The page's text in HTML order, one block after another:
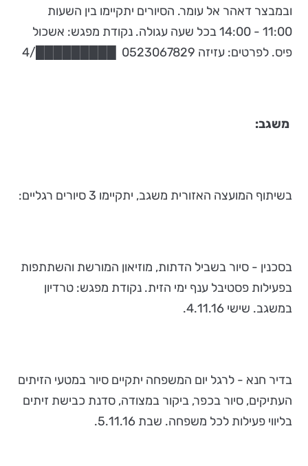
ובמבצר דאהר אל עומר. הסיורים יתקיימו בין השעות
11:00 - 14:00 בכל שעה עגולה. נקודת מפגש: אשכול
פיס. לפרטים: עזיזה 0523067829 █████████/4
משגב:
בשיתוף המועצה האזורית משגב, יתקיימו 3 סיורים רגליים:
בסכנין - סיור בשביל הדתות, מוזיאון המורשת והשתתפות
בפעילות פסטיבל ענף ימי הזית. נקודת מפגש: טרדיון
במשגב. שישי 4.11.16.
בדיר חנא - לרגל יום המשפחה יתקיים סיור במטעי הזיתים
העתיקים, סיור בכפר, ביקור במצודה, סדנת כבישת זיתים
בליווי פעילות לכל משפחה. שבת 5.11.16.